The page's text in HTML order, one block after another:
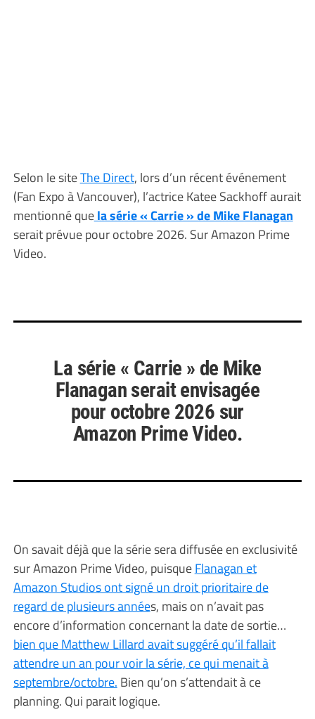
Selon le siteThe Direct, lors d’un récent événement
(Fan Expo à Vancouver), l’actrice Katee Sackhoff aurait
mentionné quela série « Carrie » de Mike Flanagan
serait prévue pour octobre 2026. Sur Amazon Prime
Video.
La série « Carrie » de Mike
Flanagan serait envisagée
pour octobre 2026 sur
Amazon Prime Video.
On savait déjà que la série sera diffusée en exclusivité
sur Amazon Prime Video, puisqueFlanagan et
Amazon Studios ont signé un droit prioritaire de
regard de plusieurs années, mais on n’avait pas
encore d’information concernant la date de sortie…
bien que Matthew Lillard avait suggéré qu’il fallait
attendre un an pour voir la série, ce qui menait à
septembre/octobre. Bien qu’on s’attendait à ce
planning. Qui parait logique.